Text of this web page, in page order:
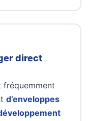
direct
fréquemment
d’enveloppes